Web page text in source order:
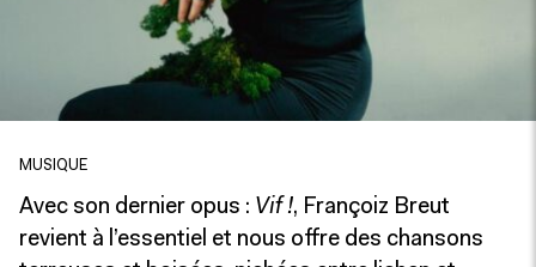
MUSIQUE
Avec son dernier opus : Vif !, Françoiz Breut
revient à l’essentiel et nous offre des chansons